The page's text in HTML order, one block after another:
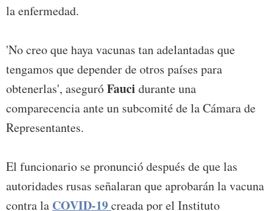
la enfermedad.
'No creo que haya vacunas tan adelantadas que
tengamos que depender de otros países para
obtenerlas', aseguróFauci durante una
comparecencia ante un subcomité de la Cámara de
Representantes.
El funcionario se pronunció después de que las
autoridades rusas señalaran que aprobarán la vacuna
contra la COVID-19creada por el Instituto